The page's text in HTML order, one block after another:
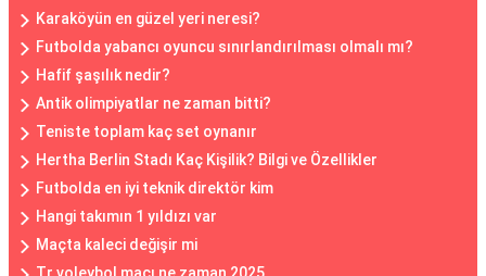
Karaköyün en güzel yeri neresi?
Futbolda yabancı oyuncu sınırlandırılması olmalı mı?
Hafif şaşılık nedir?
Antik olimpiyatlar ne zaman bitti?
Teniste toplam kaç set oynanır
Hertha Berlin Stadı Kaç Kişilik? Bilgi ve Özellikler
Futbolda en iyi teknik direktör kim
Hangi takımın 1 yıldızı var
Maçta kaleci değişir mi